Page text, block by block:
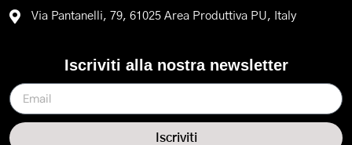
Via Pantanelli, 79, 61025 Area Produttiva PU, Italy
Iscriviti alla nostra newsletter
Iscriviti